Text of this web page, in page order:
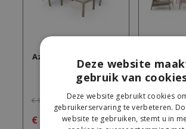
Azzurro
€ 1.199
€ 00
Set
€ 1.799,00
€1.399,
Deze website
gebruik van
Deze website gebruikt cookies
gebruikerservaring te verbeteren.
website te gebruiken, stemt u in